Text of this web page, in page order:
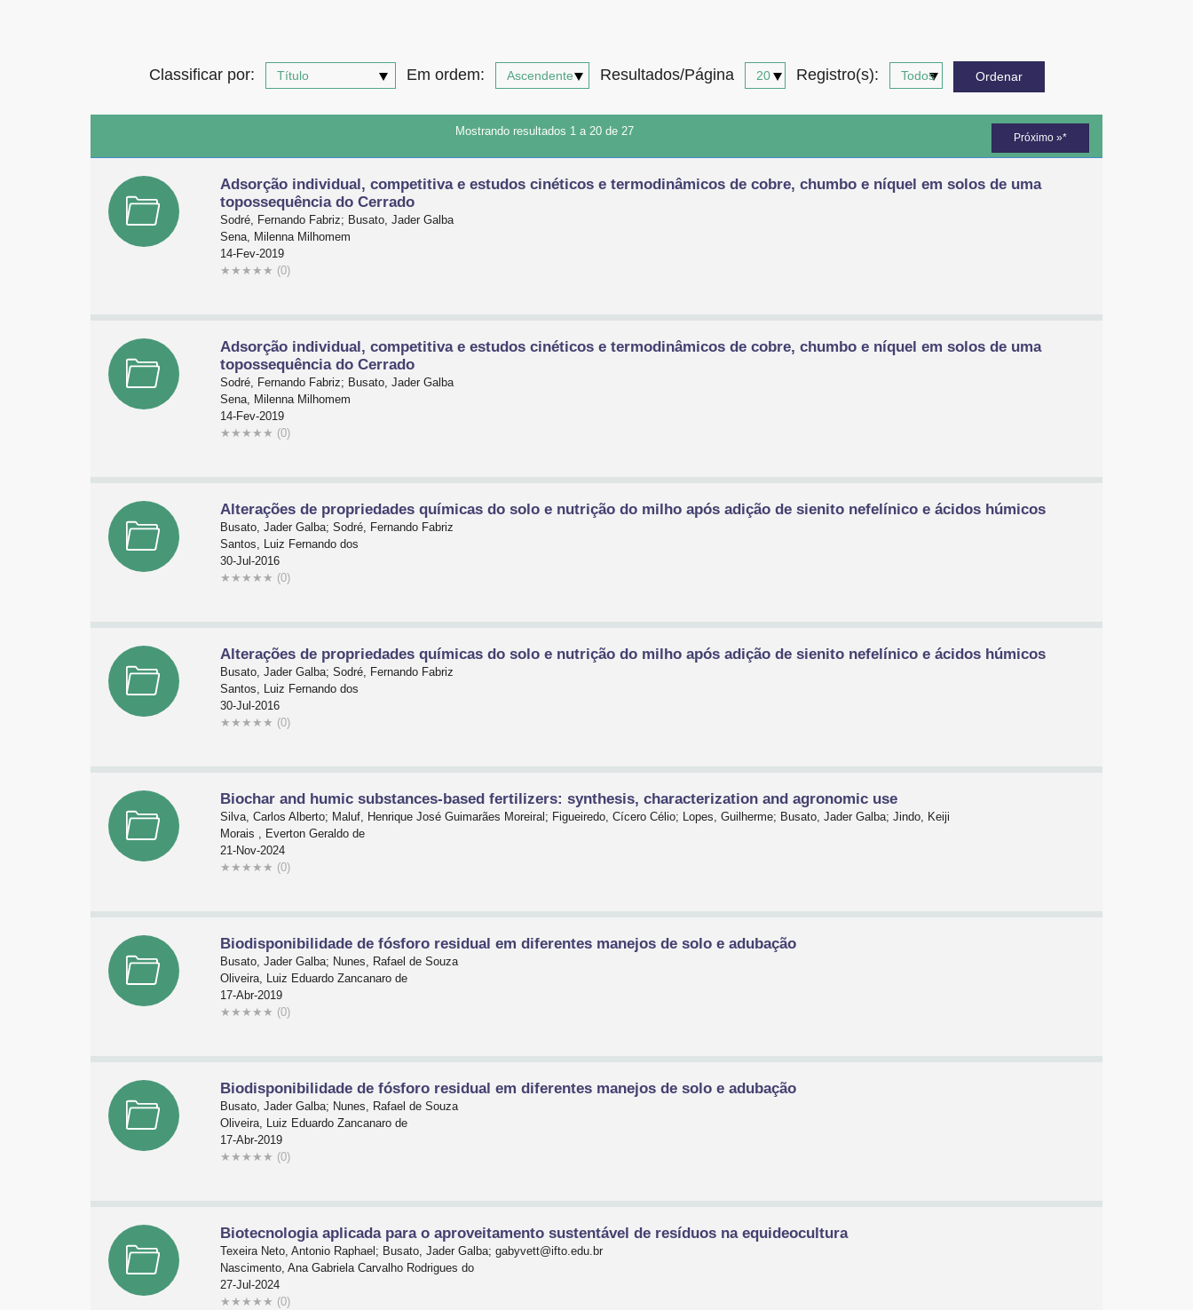
Classificar por: Em ordem: Resultados/Página Registro(s):
Mostrando resultados 1 a 20 de 27 Próximo »*
Adsorção individual, competitiva e estudos cinéticos e termodinâmicos de cobre, chumbo e níquel em solos de uma
topossequência do Cerrado
Sodré, Fernando Fabriz; Busato, Jader Galba
Sena, Milenna Milhomem
14-Fev-2019
★ ★ ★ ★ ★ (0)
Adsorção individual, competitiva e estudos cinéticos e termodinâmicos de cobre, chumbo e níquel em solos de uma
topossequência do Cerrado
Sodré, Fernando Fabriz; Busato, Jader Galba
Sena, Milenna Milhomem
14-Fev-2019
★ ★ ★ ★ ★ (0)
Alterações de propriedades químicas do solo e nutrição do milho após adição de sienito nefelínico e ácidos húmicos
Busato, Jader Galba; Sodré, Fernando Fabriz
Santos, Luiz Fernando dos
30-Jul-2016
★ ★ ★ ★ ★ (0)
Alterações de propriedades químicas do solo e nutrição do milho após adição de sienito nefelínico e ácidos húmicos
Busato, Jader Galba; Sodré, Fernando Fabriz
Santos, Luiz Fernando dos
30-Jul-2016
★ ★ ★ ★ ★ (0)
Biochar and humic substances-based fertilizers: synthesis, characterization and agronomic use
Silva, Carlos Alberto; Maluf, Henrique José Guimarães Moreiral; Figueiredo, Cícero Célio; Lopes, Guilherme; Busato, Jader Galba; Jindo, Keiji
Morais , Everton Geraldo de
21-Nov-2024
★ ★ ★ ★ ★ (0)
Biodisponibilidade de fósforo residual em diferentes manejos de solo e adubação
Busato, Jader Galba; Nunes, Rafael de Souza
Oliveira, Luiz Eduardo Zancanaro de
17-Abr-2019
★ ★ ★ ★ ★ (0)
Biodisponibilidade de fósforo residual em diferentes manejos de solo e adubação
Busato, Jader Galba; Nunes, Rafael de Souza
Oliveira, Luiz Eduardo Zancanaro de
17-Abr-2019
★ ★ ★ ★ ★ (0)
Biotecnologia aplicada para o aproveitamento sustentável de resíduos na equideocultura
Texeira Neto, Antonio Raphael; Busato, Jader Galba; gabyvett@ifto.edu.br
Nascimento, Ana Gabriela Carvalho Rodrigues do
27-Jul-2024
★ ★ ★ ★ ★ (0)